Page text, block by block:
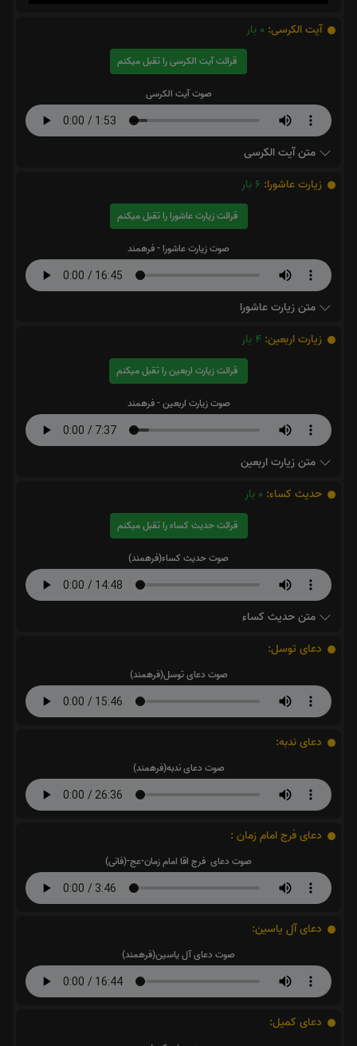
آیت الکرسی: 0 بار
قرائت آیت الکرسی را تقبل میکنم
صوت آیت الکرسی
متن آیت الکرسی
زیارت عاشورا: 6 بار
قرائت زیارت عاشورا را تقبل میکنم
صوت زیارت عاشورا - فرهمند
متن زیارت عاشورا
زیارت اربعین: 4 بار
قرائت زیارت اربعین را تقبل میکنم
صوت زیارت اربعین - فرهمند
متن زیارت اربعین
حدیث کساء: 0 بار
قرائت حدیث کساء را تقبل میکنم
صوت حدیث کساء(فرهمند)
متن حدیث کساء
دعای توسل:
صوت دعای توسل(فرهمند)
دعای ندبه:
صوت دعای ندبه(فرهمند)
دعای فرج امام زمان :
صوت دعای فرج اقا امام زمان-عج-(فانی)
دعای آل یاسین:
صوت دعای آل یاسین(فرهمند)
دعای کمیل: